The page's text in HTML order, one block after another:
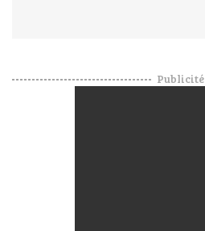
Publicité